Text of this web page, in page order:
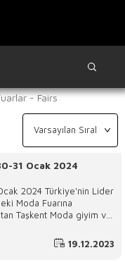
- Fairs
31 Ocak 2024
2024 Türkiye'nin Lider
Moda Fuarına
Taşkent Moda giyim ve
koleksiyonlarını
yapacak.
19.12.2023